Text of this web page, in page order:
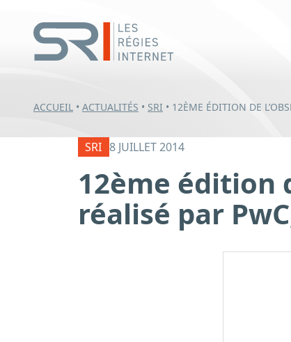
ACCUEIL • ACTUALITÉS • SRI • 12ÈME ÉDITION DE
SRI 8 JUILLET 2014
12ème édition
réalisé par